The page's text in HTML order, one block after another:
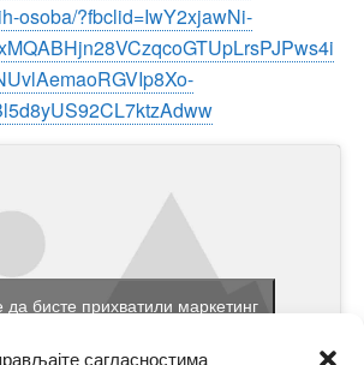
сагласностима
osoba/?fbclid=IwY2xjawNi-
да бисте прихватили маркетинг